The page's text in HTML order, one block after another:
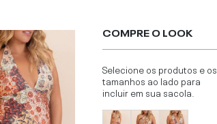
COMPRE O LOOK
Selecione os produtos e os
tamanhos ao lado para
incluir em sua sacola.